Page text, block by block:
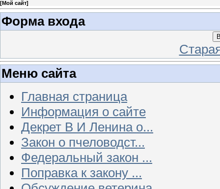
[Мой сайт]
Форма входа
Меню сайта
Главная страница
Информация о сайте
Декрет В И Ленина о...
Закон о пчеловодст...
Федеральный закон ...
Поправка к закону ...